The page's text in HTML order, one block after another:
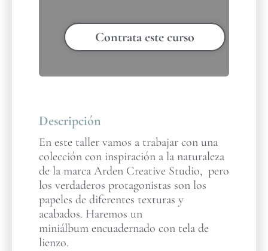
Contrata este curso
Descripción
En este taller vamos a trabajar con una
colección con inspiración a la naturaleza
de la marca Arden Creative Studio, pero
los verdaderos protagonistas son los
papeles de diferentes texturas y
acabados. Haremos un
miniálbum encuadernado con tela de
lienzo.